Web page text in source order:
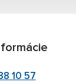
10 57